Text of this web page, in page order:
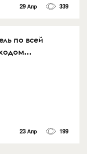
29 Апр 339
по всей
23 Апр 199